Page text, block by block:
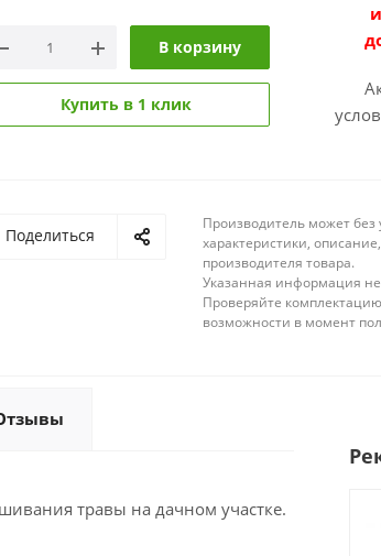
В корзину
Купить в 1 клик
Поделиться
Производитель может
характеристики,
производителя товара.
Указанная информация
Проверяйте
возможности в момент
травы на дачном участке.